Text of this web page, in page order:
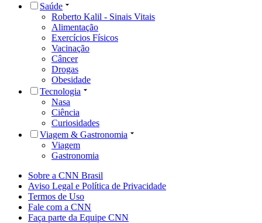
Saúde
Roberto Kalil - Sinais Vitais
Alimentação
Exercícios Físicos
Vacinação
Câncer
Drogas
Obesidade
Tecnologia
Nasa
Ciência
Curiosidades
Viagem & Gastronomia
Viagem
Gastronomia
Sobre a CNN Brasil
Aviso Legal e Política de Privacidade
Termos de Uso
Fale com a CNN
Faça parte da Equipe CNN